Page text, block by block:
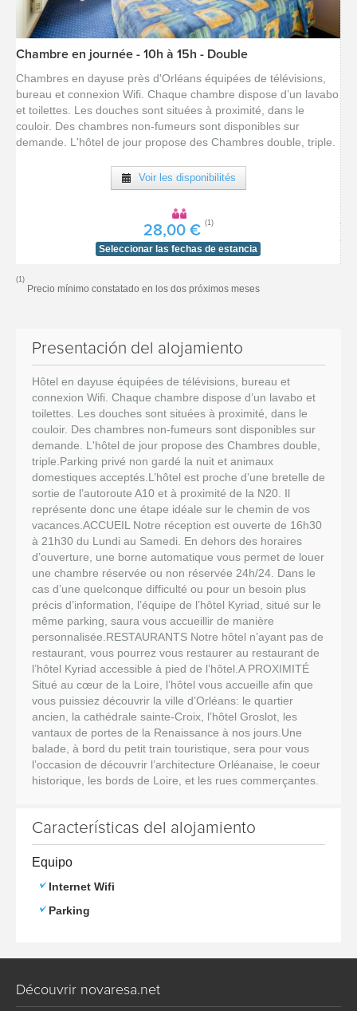
[voir la fiche détail]
Chambre en journée - 10h à 15h - Double
Chambres en dayuse près d'Orléans équipées de télévisions,
bureau et connexion Wifi. Chaque chambre dispose d’un lavabo
et toilettes. Les douches sont situées à proximité, dans le
couloir. Des chambres non-fumeurs sont disponibles sur
demande. L'hôtel de jour propose des Chambres double, triple.
Voir les disponibilités
28,00 €
(1)
Seleccionar las fechas de estancia
(1)
Precio mínimo constatado en los dos próximos meses
Presentación del alojamiento
Hôtel en dayuse équipées de télévisions, bureau et
connexion Wifi. Chaque chambre dispose d’un lavabo et
toilettes. Les douches sont situées à proximité, dans le
couloir. Des chambres non-fumeurs sont disponibles sur
demande. L'hôtel de jour propose des Chambres double,
triple.Parking privé non gardé la nuit et animaux
domestiques acceptés.L’hôtel est proche d’une bretelle de
sortie de l’autoroute A10 et à proximité de la N20. Il
représente donc une étape idéale sur le chemin de vos
vacances.ACCUEIL Notre réception est ouverte de 16h30
à 21h30 du Lundi au Samedi. En dehors des horaires
d’ouverture, une borne automatique vous permet de louer
une chambre réservée ou non réservée 24h/24. Dans le
cas d’une quelconque difficulté ou pour un besoin plus
précis d’information, l’équipe de l’hôtel Kyriad, situé sur le
même parking, saura vous accueillir de manière
personnalisée.RESTAURANTS Notre hôtel n’ayant pas de
restaurant, vous pourrez vous restaurer au restaurant de
l’hôtel Kyriad accessible à pied de l’hôtel.A PROXIMITÉ
Situé au cœur de la Loire, l’hôtel vous accueille afin que
vous puissiez découvrir la ville d’Orléans: le quartier
ancien, la cathédrale sainte-Croix, l’hôtel Groslot, les
vantaux de portes de la Renaissance à nos jours.Une
balade, à bord du petit train touristique, sera pour vous
l’occasion de découvrir l’architecture Orléanaise, le coeur
historique, les bords de Loire, et les rues commerçantes.
Características del alojamiento
Equipo
Internet Wifi
Parking
Découvrir novaresa.net